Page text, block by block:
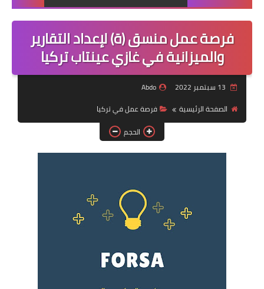
القائمة
مناقصات
فرص عمل داخل سوريا
فرص عمل في العراق
فرص عمل في اليمن
دورات تدريبية
فرصة عمل منسق (ة) لإعداد التقارير
والميزانية في غازي عينتاب تركيا
Abdo
الصفحة الرئيسية
فرصة عمل في تركيا
الحجم